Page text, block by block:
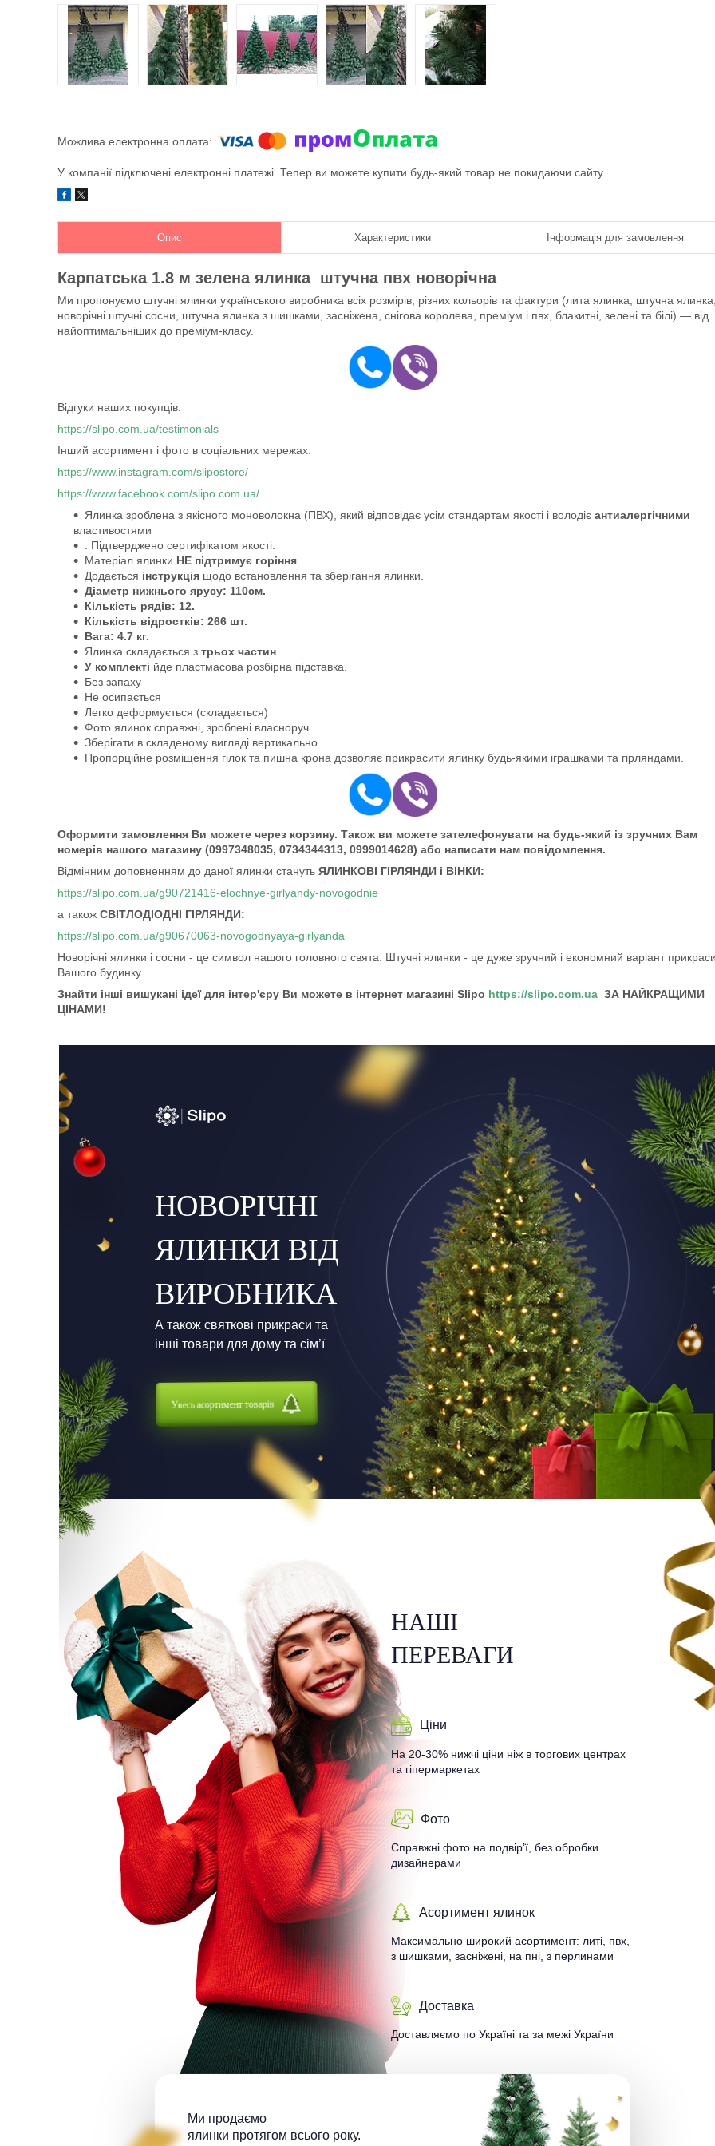
У компанії підключені електронні платежі. Тепер ви можете купити будь-який товар не покидаючи сайту.
Опис Характеристики Інформація для замовлення
Карпатська 1.8 м зелена ялинка штучна пвх новорічна
Ми пропонуємо штучні ялинки українського виробника всіх розмірів, різних кольорів та фактури (лита ялинка, штучна
новорічні штучні сосни, штучна ялинка з шишками, засніжена, снігова королева, преміум і пвх, блакитні, зелені та білі) — від
найоптимальніших до преміум-класу.
Відгуки наших покупців:
https://slipo.com.ua/testimonials
Інший асортимент і фото в соціальних мережах:
https://www.instagram.com/slipostore/
https://www.facebook.com/slipo.com.ua/
Ялинка зроблена з якісного моноволокна (ПВХ), який відповідає усім стандартам якості і володіє антиалергічними
властивостями
. Підтверджено сертифікатом якості.
Матеріал ялинки НЕ підтримує горіння
Додається інструкція щодо встановлення та зберігання ялинки.
Діаметр нижнього ярусу: 110см.
Кількість рядів: 12.
Кількість відростків: 266 шт.
Вага: 4.7 кг.
Ялинка складається з трьох частин
У комплекті йде пластмасова розбірна підставка.
Без запаху
Не осипається
Легко деформується (складається)
Фото ялинок справжні, зроблені власноруч.
Зберігати в складеному вигляді вертикально.
Пропорційне розміщення гілок та пишна крона дозволяє прикрасити ялинку будь-якими іграшками та гірляндами.
Оформити замовлення Ви можете через корзину. Також ви можете зателефонувати на будь-який із зручних Вам
номерів нашого магазину (0997348035, 0734344313, 0999014628) або написати нам повідомлення.
Відмінним доповненням до даної ялинки стануть ЯЛИНКОВІ ГІРЛЯНДИ і ВІНКИ:
https://slipo.com.ua/g90721416-elochnye-girlyandy-novogodnie
а також СВІТЛОДІОДНІ ГІРЛЯНДИ:
https://slipo.com.ua/g90670063-novogodnyaya-girlyanda
Новорічні ялинки і сосни - це символ нашого головного свята. Штучні ялинки - це дуже зручний і економний варіант
Вашого будинку.
Знайти інші вишукані ідеї для інтер'єру Ви можете в інтернет магазині Slipo https://slipo.com.ua ЗА НАЙКРАЩИМИ
ЦІНАМИ!
НОВОРІЧНІ
ЯЛИНКИ ВІД
ВИРОБНИКА
А також святкові прикраси та
інші товари для дому та сім’ї
Увесь асортимент товарів
НАШІ
ПЕРЕВАГИ
Ціни
На 20-30% нижчі ціни ніж в торгових центрах
та гіпермаркетах
Фото
Справжні фото на подвір’ї, без обробки
дизайнерами
Асортимент ялинок
Максимально широкий асортимент: литі, пвх,
з шишками, засніжені, на пні, з перлинами
Доставка
Доставляємо по Україні та за межі України
Ми продаємо
ялинки протягом всього року.